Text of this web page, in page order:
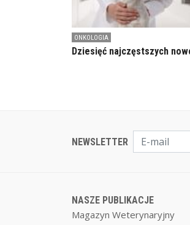
ONKOLOGIA
Dziesięć najczęstszych
NEWSLETTER
NASZE PUBLIKACJE
Magazyn Weterynaryjny